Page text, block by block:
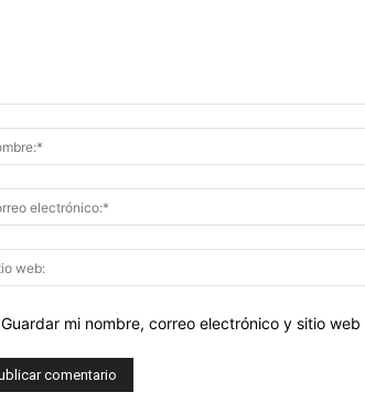
Guardar mi nombre, correo electrónico y sitio